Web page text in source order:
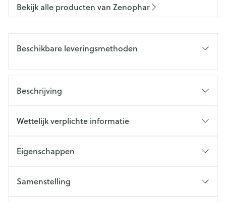
Bekijk alle producten van Zenophar
Beschikbare leveringsmethoden
Beschrijving
Wettelijk verplichte informatie
Eigenschappen
Samenstelling